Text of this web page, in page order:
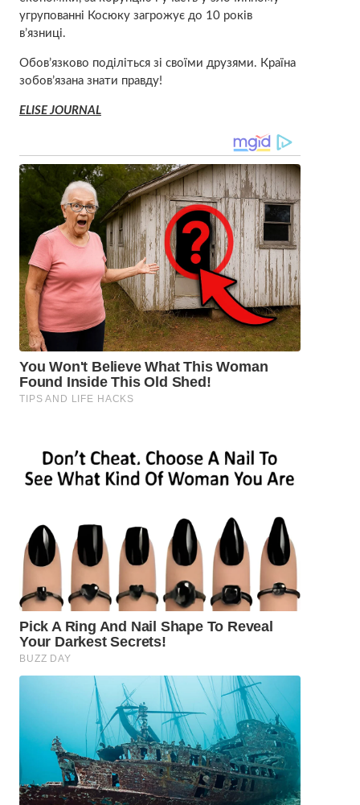
угрупованні Косюку загрожує до 10 років
в’язниці.
Обов’язково поділіться зі своїми друзями. Країна
зобов’язана знати правду!
ELISE JOURNAL